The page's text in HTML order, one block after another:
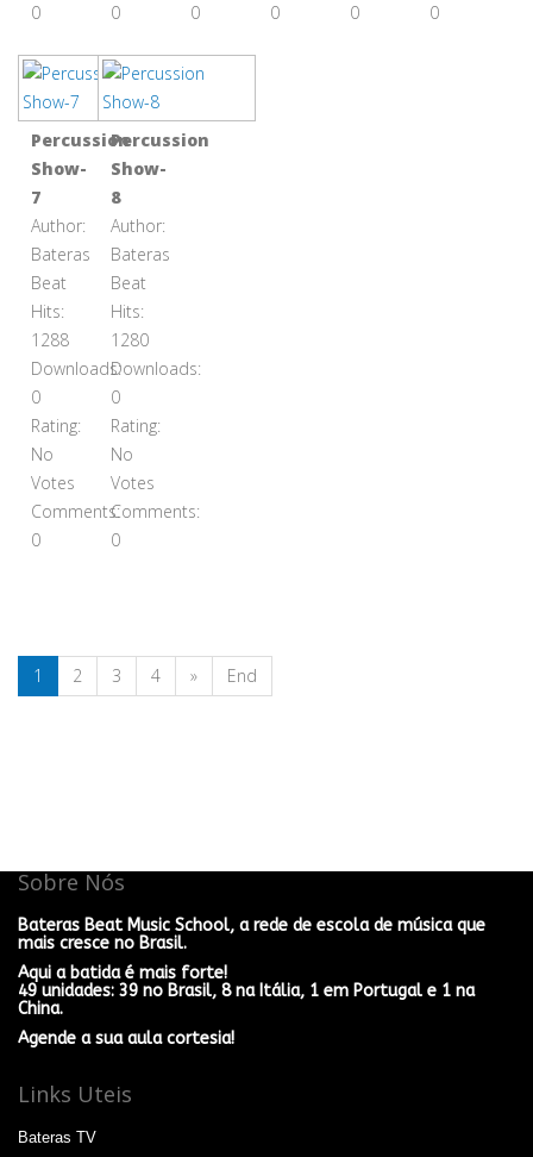
0
0
0
0
0
0
Percussion
Show-
7
Author:
Bateras
Beat
Hits:
1288
Downloads:
0
Rating:
No
Votes
Comments:
0
Percussion
Show-
8
Author:
Bateras
Beat
Hits:
1280
Downloads:
0
Rating:
No
Votes
Comments:
0
1 2 3 4 » End
Sobre Nós
Bateras Beat Music School, a rede de escola de música que
mais cresce no Brasil.
Aqui a batida é mais forte!
49 unidades: 39 no Brasil, 8 na Itália, 1 em Portugal e 1 na
China.
Agende a sua aula cortesia!
Links Uteis
Bateras TV